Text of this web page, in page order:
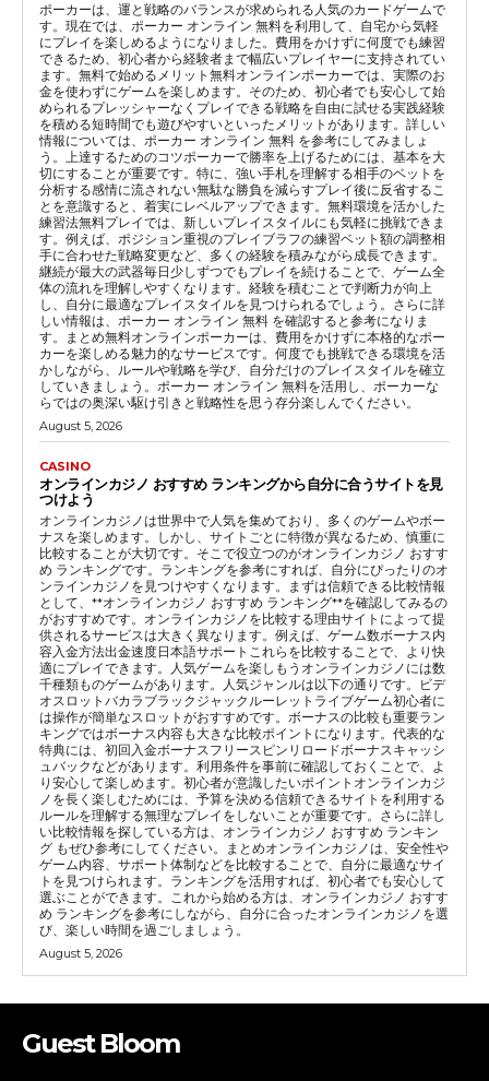
ポーカーは、運と戦略のバランスが求められる人気のカードゲームで
す。現在では、ポーカー オンライン 無料を利用して、自宅から気軽
にプレイを楽しめるようになりました。費用をかけずに何度でも練習
できるため、初心者から経験者まで幅広いプレイヤーに支持されてい
ます。無料で始めるメリット無料オンラインポーカーでは、実際のお
金を使わずにゲームを楽しめます。そのため、初心者でも安心して始
められるプレッシャーなくプレイできる戦略を自由に試せる実践経験
を積める短時間でも遊びやすいといったメリットがあります。詳しい
情報については、ポーカー オンライン 無料 を参考にしてみましょ
う。上達するためのコツポーカーで勝率を上げるためには、基本を大
切にすることが重要です。特に、強い手札を理解する相手のベットを
分析する感情に流されない無駄な勝負を減らすプレイ後に反省するこ
とを意識すると、着実にレベルアップできます。無料環境を活かした
練習法無料プレイでは、新しいプレイスタイルにも気軽に挑戦できま
す。例えば、ポジション重視のプレイブラフの練習ベット額の調整相
手に合わせた戦略変更など、多くの経験を積みながら成長できます。
継続が最大の武器毎日少しずつでもプレイを続けることで、ゲーム全
体の流れを理解しやすくなります。経験を積むことで判断力が向上
し、自分に最適なプレイスタイルを見つけられるでしょう。さらに詳
しい情報は、ポーカー オンライン 無料 を確認すると参考になりま
す。まとめ無料オンラインポーカーは、費用をかけずに本格的なポー
カーを楽しめる魅力的なサービスです。何度でも挑戦できる環境を活
かしながら、ルールや戦略を学び、自分だけのプレイスタイルを確立
していきましょう。ポーカー オンライン 無料を活用し、ポーカーな
らではの奥深い駆け引きと戦略性を思う存分楽しんでください。
August 5, 2026
CASINO
オンラインカジノ おすすめ ランキングから自分に合うサイトを見
つけよう
オンラインカジノは世界中で人気を集めており、多くのゲームやボー
ナスを楽しめます。しかし、サイトごとに特徴が異なるため、慎重に
比較することが大切です。そこで役立つのがオンラインカジノ おすす
め ランキングです。ランキングを参考にすれば、自分にぴったりのオ
ンラインカジノを見つけやすくなります。まずは信頼できる比較情報
として、**オンラインカジノ おすすめ ランキング**を確認してみるの
がおすすめです。オンラインカジノを比較する理由サイトによって提
供されるサービスは大きく異なります。例えば、ゲーム数ボーナス内
容入金方法出金速度日本語サポートこれらを比較することで、より快
適にプレイできます。人気ゲームを楽しもうオンラインカジノには数
千種類ものゲームがあります。人気ジャンルは以下の通りです。ビデ
オスロットバカラブラックジャックルーレットライブゲーム初心者に
は操作が簡単なスロットがおすすめです。ボーナスの比較も重要ラン
キングではボーナス内容も大きな比較ポイントになります。代表的な
特典には、初回入金ボーナスフリースピンリロードボーナスキャッシ
ュバックなどがあります。利用条件を事前に確認しておくことで、よ
り安心して楽しめます。初心者が意識したいポイントオンラインカジ
ノを長く楽しむためには、予算を決める信頼できるサイトを利用する
ルールを理解する無理なプレイをしないことが重要です。さらに詳し
い比較情報を探している方は、オンラインカジノ おすすめ ランキン
グ もぜひ参考にしてください。まとめオンラインカジノは、安全性や
ゲーム内容、サポート体制などを比較することで、自分に最適なサイ
トを見つけられます。ランキングを活用すれば、初心者でも安心して
選ぶことができます。これから始める方は、オンラインカジノ おすす
め ランキングを参考にしながら、自分に合ったオンラインカジノを選
び、楽しい時間を過ごしましょう。
August 5, 2026
Guest Bloom